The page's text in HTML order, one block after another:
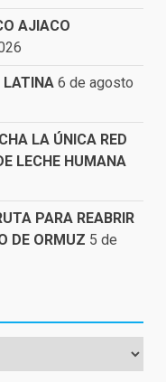
AJIACO
LATINA 6 de agosto
LA ÚNICA RED
LECHE HUMANA
PARA REABRIR
DE ORMUZ 5 de